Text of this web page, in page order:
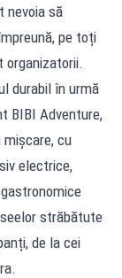
nevoia să
pe toți
organizatorii.
durabil în urmă
BIBI Adventure,
mișcare, cu
electrice,
străbătute
de la cei